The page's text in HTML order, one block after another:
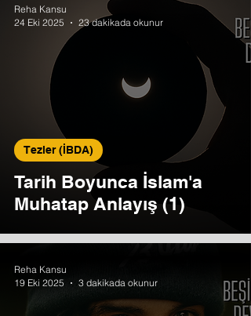
Tarih Boyunca İslam'a
Muhatap Anlayış (1)
Tezler (İBDA)
Reha Kansu
24 Eki 2025
23 dakikada okunur
Reha Kansu
19 Eki 2025
3 dakikada okunur